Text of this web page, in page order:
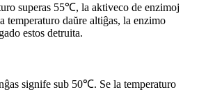
superas 55℃, la aktiveco de enzimoj
temperaturo daŭre altiĝas, la enzimo
estos detruita.
signife sub 50℃. Se la temperaturo